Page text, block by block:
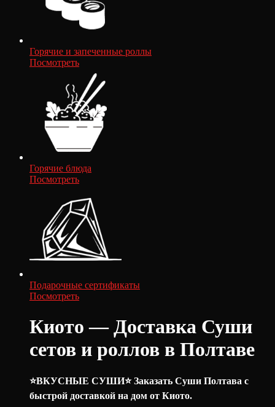
Горячие и запеченные роллы
Посмотреть
Горячие блюда
Посмотреть
Подарочные сертификаты
Посмотреть
Киото — Доставка Суши
сетов и роллов в Полтаве
⭐️ВКУСНЫЕ СУШИ⭐️ Заказать Суши Полтава с
быстрой доставкой на дом от Киото.